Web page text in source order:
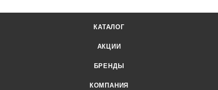
КАТАЛОГ
АКЦИИ
БРЕНДЫ
КОМПАНИЯ